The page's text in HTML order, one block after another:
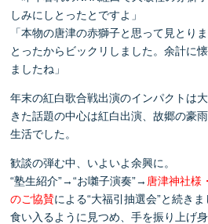
しみにしとったとですよ」
「本物の唐津の赤獅子と思って見とり
とったからビックリしました。余計に
ましたね」
年末の紅白歌合戦出演のインパクトは
きた話題の中心は紅白出演、故郷の豪
生活でした。
歓談の弾む中、いよいよ余興に。
“塾生紹介”→“お囃子演奏”→ 唐津神社様
のご協賛による“大福引抽選会”と続き
食い入るように見つめ、手を振り上げ